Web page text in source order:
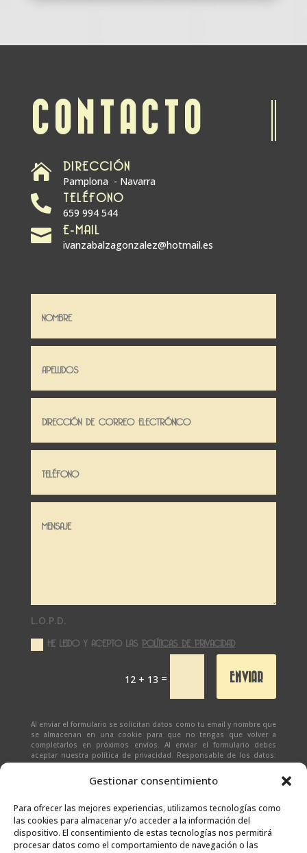
Gestionar consentimiento
Para ofrecer las mejores experiencias, utilizamos tecnologías como
las cookies para almacenar y/o acceder a la información del
dispositivo. El consentimiento de estas tecnologías nos permitirá
procesar datos como el comportamiento de navegación o las
CONTACTO
 DIRECCIÓN
Pamplona - Navarra
 TELÉFONO
659 994 544
 E-MAIL
ivanzabalzagonzalez@hotmail.es
L.O.P.D.
HE LEIDO Y ACEPTO LASPOLÍTICAS DE PRIVACIDAD
12 + 13 = ENVIAR
Al enviar el formulario se solicitan datos como tu email y nombre que
se almacenan en una cookie para que no tengas que volver a
completarlos en próximos envíos. Al enviar el formulario debes
aceptar nuestra política de privacidad. Responsable de los datos:
Ivan Zabalza | Finalidad: responder a solicitudes del formulario |
Legitimación: Tu consentimiento expreso | Destinatario:
(datos almacenados sólo en cliente email) | Derechos: Tienes
y olvido de tus datos.